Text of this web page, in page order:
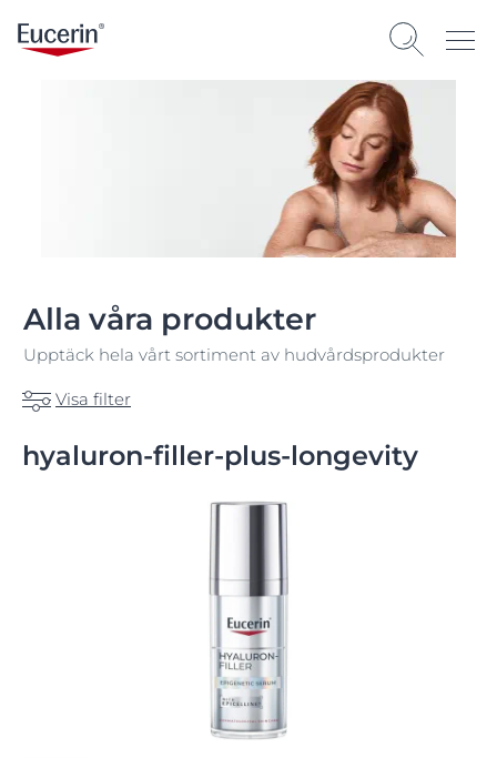
Alla våra produkter
Upptäck hela vårt sortiment av hudvårdsprodukter
Visa filter
hyaluron-filler-plus-longevity